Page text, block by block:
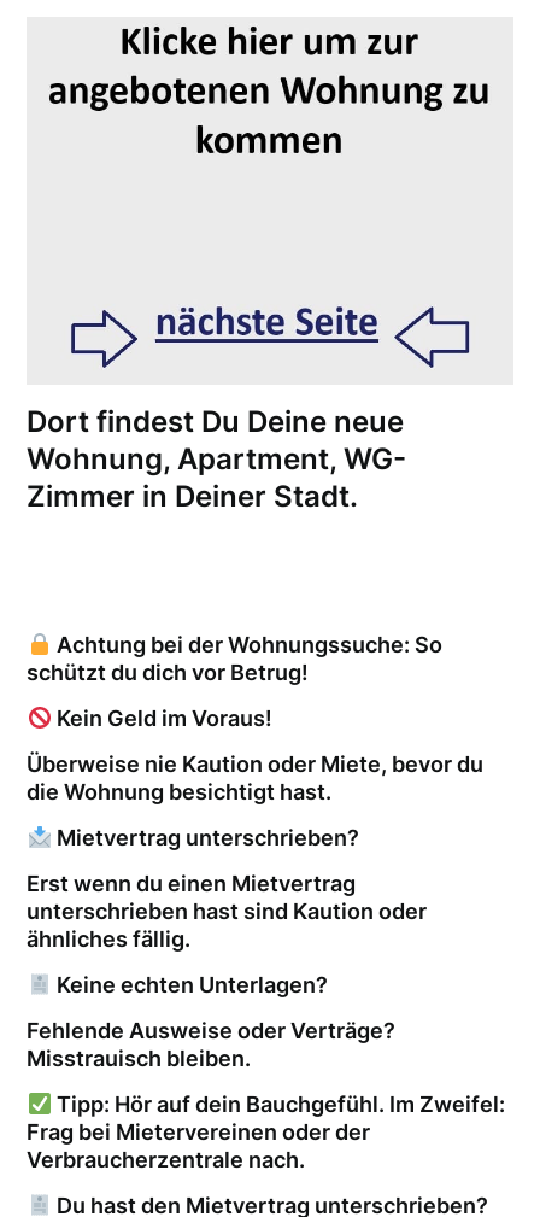
Dort findest Du Deine neue
Wohnung, Apartment, WG-
Zimmer in Deiner Stadt.
Achtung bei der Wohnungssuche: So
schützt du dich vor Betrug!
Kein Geld im Voraus!
Überweise nie Kaution oder Miete, bevor du
die Wohnung besichtigt hast.
Mietvertrag unterschrieben?
Erst wenn du einen Mietvertrag
unterschrieben hast sind Kaution oder
ähnliches fällig.
Keine echten Unterlagen?
Fehlende Ausweise oder Verträge?
Misstrauisch bleiben.
Tipp: Hör auf dein Bauchgefühl. Im Zweifel:
Frag bei Mietervereinen oder der
Verbraucherzentrale nach.
Du hast den Mietvertrag unterschrieben?